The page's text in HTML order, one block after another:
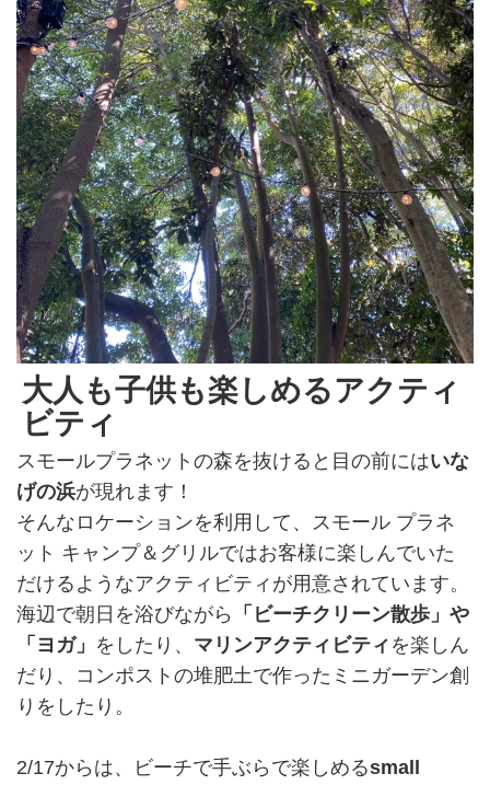
大人も子供も楽しめるアクティ
ビティ
スモールプラネットの森を抜けると目の前にはいな
げの浜が現れます！
そんなロケーションを利用して、スモール プラネ
ット キャンプ＆グリルではお客様に楽しんでいた
だけるようなアクティビティが用意されています。
海辺で朝日を浴びながら
「ビーチクリーン散歩」や
「ヨガ」 をしたり、 マリンアクティビティ を楽しん
だり、コンポストの堆肥土で作ったミニガーデン創
りをしたり。
2/17からは、ビーチで手ぶらで楽しめるsmall